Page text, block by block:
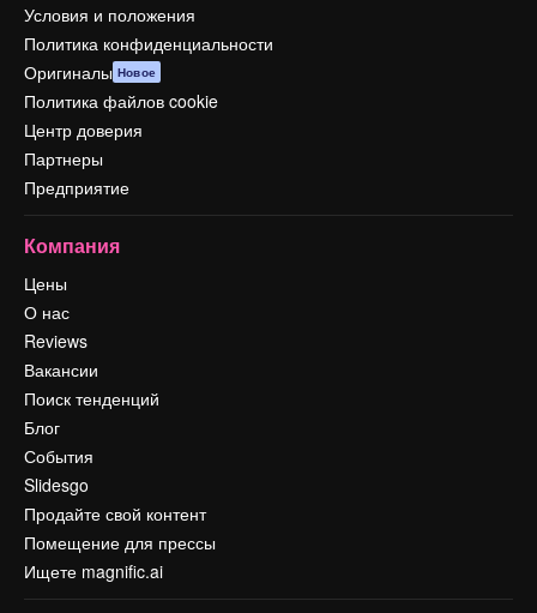
Условия и положения
Политика конфиденциальности
Оригиналы Новое
Политика файлов cookie
Центр доверия
Партнеры
Предприятие
Компания
Цены
О нас
Reviews
Вакансии
Поиск тенденций
Блог
События
Slidesgo
Продайте свой контент
Помещение для прессы
Ищете magnific.ai